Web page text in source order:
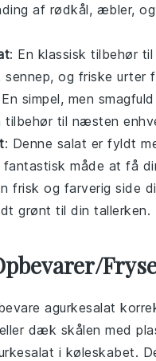
af rødkål, æbler,
: En klassisk tilbehør til
sennep, og friske urter
simpel, men smagfuld
tilbehør til næsten
: Denne salat er fyldt
fantastisk måde at få
frisk og farverig side
grønt til din tallerken.
agurkesalat
dæk skålen med
i køleskabet.